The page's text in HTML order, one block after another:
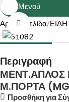
Μενού
Αρχική σελίδαΚάντε κλικ
Περιγραφή
ΜΕΝΤ.ΑΠΛΟΣ
Μ.ΠΟΡΤΑ
Προσθήκη για